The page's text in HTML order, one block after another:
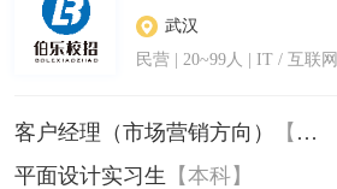
武汉
民营 | 20~99人 | IT / 互联网
客户经理（市场营销方向） 【本科】
平面设计实习生 【本科】